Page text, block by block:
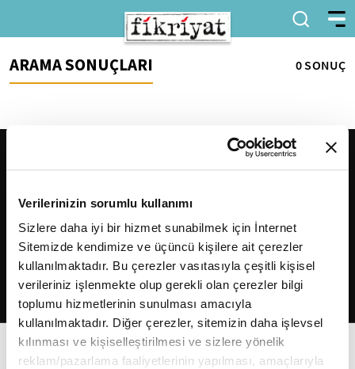
Verilerinizin sorumlu kullanımı
Sizlere daha iyi bir hizmet sunabilmek için İnternet
Sitemizde kendimize ve üçüncü kişilere ait çerezler
kullanılmaktadır. Bu çerezler vasıtasıyla çeşitli kişisel
verileriniz işlenmekte olup gerekli olan çerezler bilgi
toplumu hizmetlerinin sunulması amacıyla
kullanılmaktadır. Diğer çerezler, sitemizin daha işlevsel
kılınması ve kişiselleştirilmesi ve sizlere yönelik
reklam/pazarlama faaliyetlerinin yapılması, amaçlarıyla
ARAMA SONUÇLARI 0 SONUÇ
2026Fikriyat. Tüm hakları saklıdır.